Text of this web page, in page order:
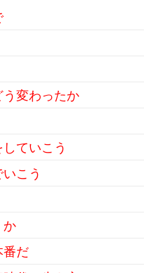
変わったか
ていこう
こう
か
番だ